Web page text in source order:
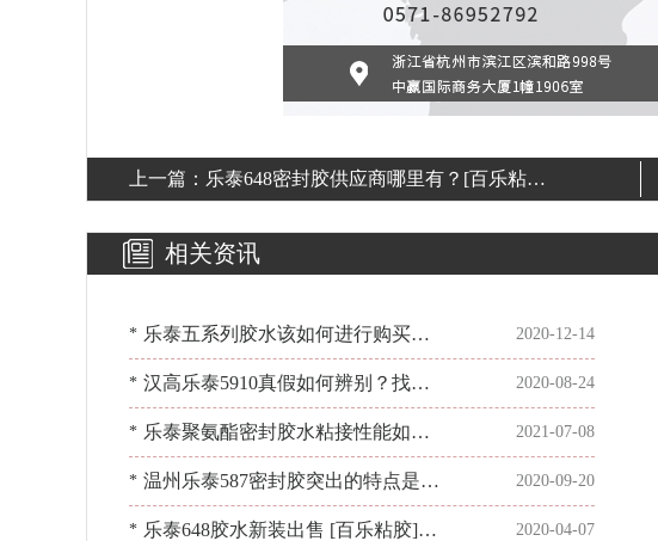
上一篇： 乐泰648密封胶供应商哪里有？[百乐粘胶]
相关资讯
* 乐泰五系列胶水该如何进行购买？
[百乐粘胶]原厂供应
2020-12-14
* 汉高乐泰5910真假如何辨别？找对
经销商没烦恼[百乐粘胶]
2020-08-24
* 乐泰聚氨酯密封胶水粘接性能如 2021-07-08
* 温州乐泰587密封胶突出的特点是什
么？胶水问题找[百乐粘胶]
2020-09-20
* 乐泰648胶水新装出售 [百乐粘胶]恭 2020-04-07